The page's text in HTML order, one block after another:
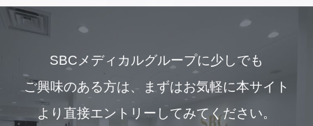
SBCメディカルグループに少しでも
ご興味のある方は、
まずはお気軽に本サイト
より直接エントリーしてみてください。